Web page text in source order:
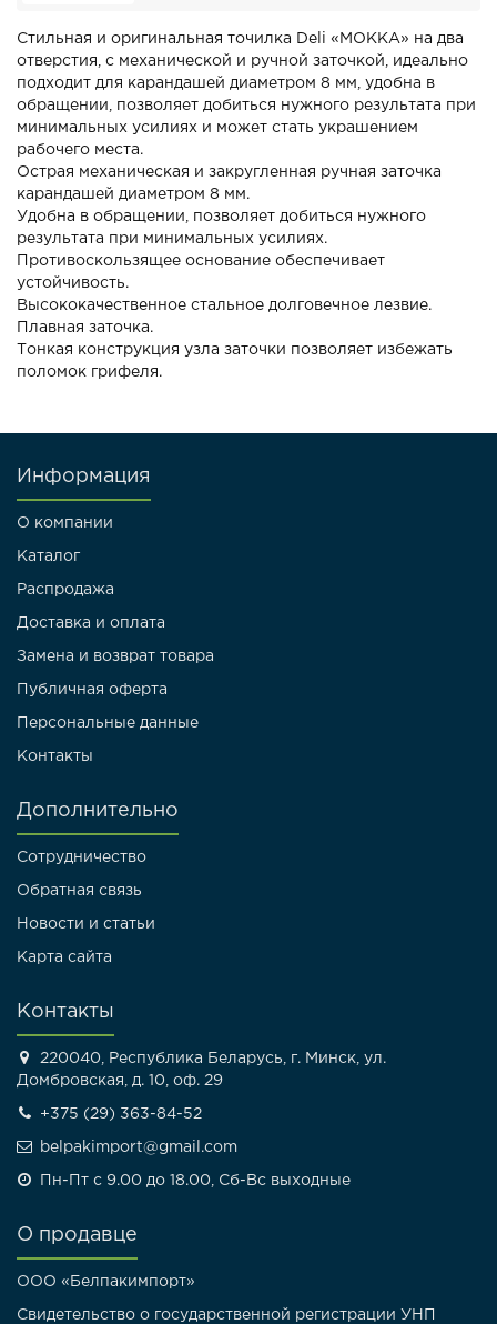
Стильная и оригинальная точилка Deli «MOKKA» на два
отверстия, с механической и ручной заточкой, идеально
подходит для карандашей диаметром 8 мм, удобна в
обращении, позволяет добиться нужного результата при
минимальных усилиях и может стать украшением
рабочего места.
Острая механическая и закругленная ручная заточка
карандашей диаметром 8 мм.
Удобна в обращении, позволяет добиться нужного
результата при минимальных усилиях.
Противоскользящее основание обеспечивает
устойчивость.
Высококачественное стальное долговечное лезвие.
Плавная заточка.
Тонкая конструкция узла заточки позволяет избежать
поломок грифеля.
Информация
О компании
Каталог
Распродажа
Доставка и оплата
Замена и возврат товара
Публичная оферта
Персональные данные
Контакты
Дополнительно
Сотрудничество
Обратная связь
Новости и статьи
Карта сайта
Контакты
220040, Республика Беларусь, г. Минск, ул.
Домбровская, д. 10, оф. 29
+375 (29) 363-84-52
belpakimport@gmail.com
Пн-Пт с 9.00 до 18.00, Сб-Вс выходные
О продавце
ООО «Белпакимпорт»
Свидетельство о государственной регистрации УНП